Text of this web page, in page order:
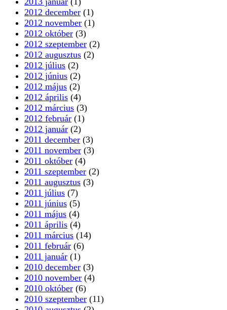
2012 december (1)
2012 november (1)
2012 október (3)
2012 szeptember (2)
2012 augusztus (2)
2012 július (2)
2012 június (2)
2012 május (2)
2012 április (4)
2012 március (3)
2012 február (1)
2012 január (2)
2011 december (3)
2011 november (3)
2011 október (4)
2011 szeptember (2)
2011 augusztus (3)
2011 július (7)
2011 június (5)
2011 május (4)
2011 április (4)
2011 március (14)
2011 február (6)
2011 január (1)
2010 december (3)
2010 november (4)
2010 október (6)
2010 szeptember (11)